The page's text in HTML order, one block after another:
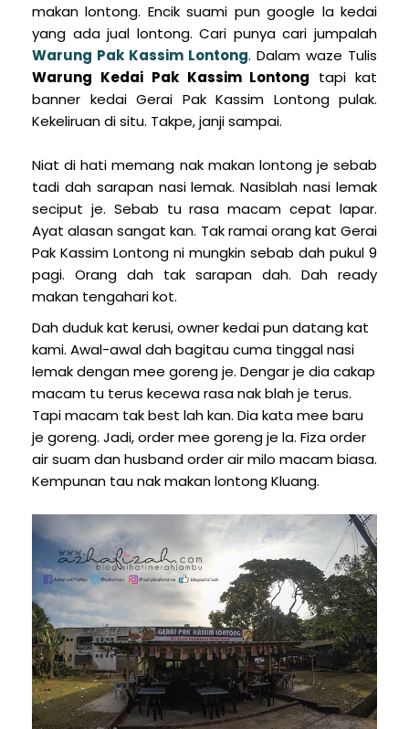
makan lontong. Encik suami pun google la kedai
yang ada jual lontong. Cari punya cari jumpalah
Warung Pak Kassim Lontong. Dalam waze Tulis
Warung Kedai Pak Kassim Lontong tapi kat
banner kedai Gerai Pak Kassim Lontong pulak.
Kekeliruan di situ. Takpe, janji sampai.
Niat di hati memang nak makan lontong je sebab
tadi dah sarapan nasi lemak. Nasiblah nasi lemak
seciput je. Sebab tu rasa macam cepat lapar.
Ayat alasan sangat kan. Tak ramai orang kat Gerai
Pak Kassim Lontong ni mungkin sebab dah pukul 9
pagi. Orang dah tak sarapan dah. Dah ready
makan tengahari kot.
Dah duduk kat kerusi, owner kedai pun datang kat
kami. Awal-awal dah bagitau cuma tinggal nasi
lemak dengan mee goreng je. Dengar je dia cakap
macam tu terus kecewa rasa nak blah je terus.
Tapi macam tak best lah kan. Dia kata mee baru
je goreng. Jadi, order mee goreng je la. Fiza order
air suam dan husband order air milo macam biasa.
Kempunan tau nak makan lontong Kluang.